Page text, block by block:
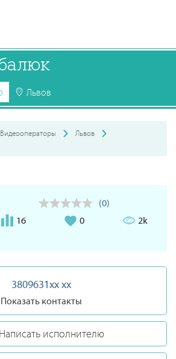
Львов
Видеооператоры
Львов
(0)
16
0 2k
3809631xx xx
Показать контакты
Написать исполнителю